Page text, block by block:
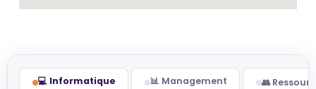
💻 Informatique 📊 Management 👥